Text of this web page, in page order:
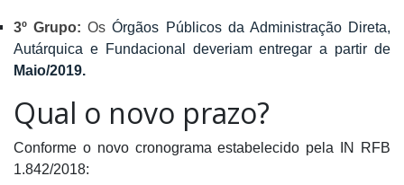
3º Grupo:OsÓrgãos Públicos da Administração Direta,
Autárquica e Fundacional deveriam entregar a partir de
Maio/2019.
Qual o novo prazo?
Conforme o novo cronograma estabelecido pela IN RFB
1.842/2018: